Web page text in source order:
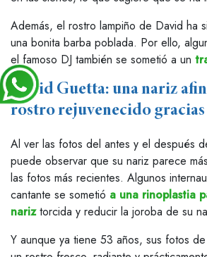
Además, el rostro lampiño de David ha
una bonita barba poblada. Por ello,
el famoso DJ también se sometió a un
David Guetta: una nariz
rostro rejuvenecido
Al ver las fotos del antes y el después
puede observar que su nariz parece
las fotos más recientes. Algunos
cantante se sometió a una rinoplastia
nariztorcida y reducir la joroba de su
Y aunque ya tiene 53 años, sus fotos de